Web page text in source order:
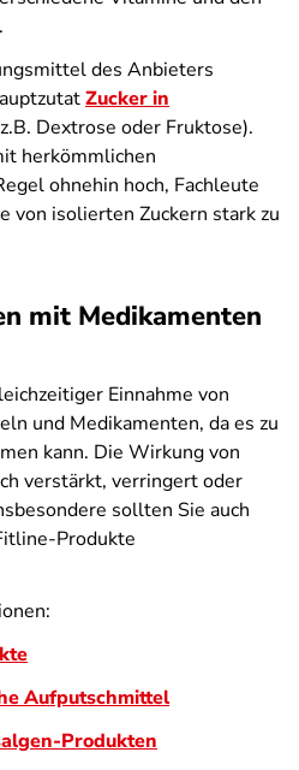
.
des Anbieters
Zucker in
Dextrose oder Fruktose).
herkömmlichen
ohnehin hoch, Fachleute
von isolierten Zuckern stark zu
mit Medikamenten
Einnahme von
und Medikamenten, da es zu
kann. Die Wirkung von
verstärkt, verringert oder
sollten Sie auch
Produkte
Aufputschmittel
Produkten